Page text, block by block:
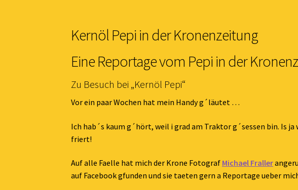
Kernöl Pepi in der Kronenzeitung
Eine Reportage vom Pepi in der
Zu Besuch bei „Kernöl Pepi“
Vor ein paar Wochen hat mein Handy g´läutet …
Ich hab´s kaum g´hört, weil i grad am Traktor g´sessen bin. Is
friert!
Auf alle Faelle hat mich der Krone Fotograf Michael Fraller
auf Facebook gfunden und sie taeten gern a Reportage ueber